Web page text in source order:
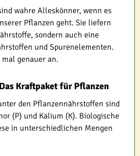
wahre Alleskönner, wenn es
Pflanzen geht. Sie liefern
sondern auch eine
und Spurenelementen.
genauer an.
Kraftpaket für Pflanzen
den Pflanzennährstoffen sind
(P) und Kalium (K). Biologische
in unterschiedlichen Mengen